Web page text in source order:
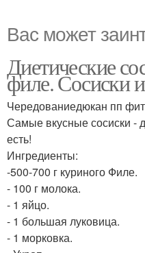
Вас может
Диетические
филе. Сосиски
Чередованиедюкан пп
Самые вкусные сосиски -
есть!
Ингредиенты:
-500-700 г куриного Филе.
- 100 г молока.
- 1 яйцо.
- 1 большая луковица.
- 1 морковка.